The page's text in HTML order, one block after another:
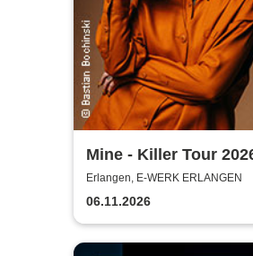
Mine - Killer Tour
Erlangen, E-WERK ERLANGEN
06.11.2026